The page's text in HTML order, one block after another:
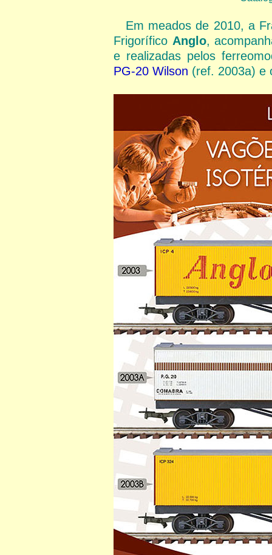
Em meados de 2010, a
Frigorífico Anglo,
e realizadas pelos
PG-20 Wilson (ref. 2003a) e